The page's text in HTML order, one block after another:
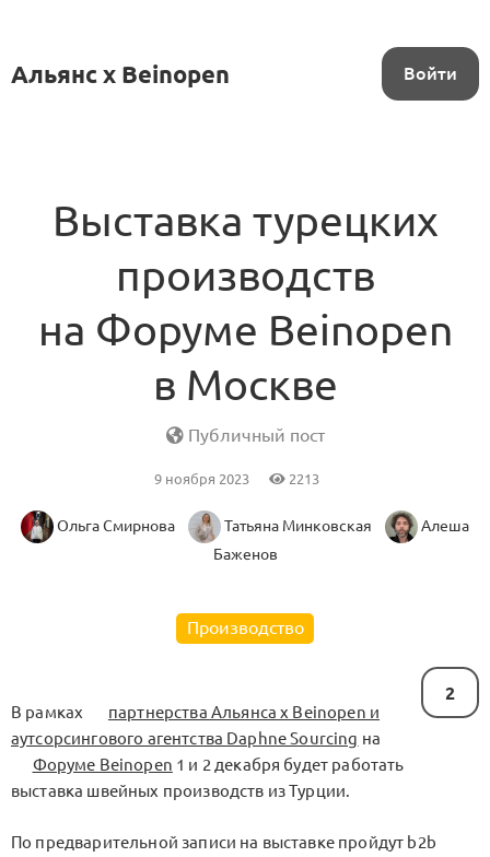
Альянс x Beinopen Войти
Выставка турецких
производств
на Форуме Beinopen
в Москве
Публичный пост
9 ноября 2023 2213
Ольга Смирнова Татьяна Минковская
Алеша
Баженов
Производство
2
В рамках
партнерства Альянса x Beinopen и
аутсорсингового агентства Daphne Sourcing на
Форуме Beinopen 1 и 2 декабря будет работать
выставка швейных производств из Турции.
По предварительной записи на выставке пройдут b2b